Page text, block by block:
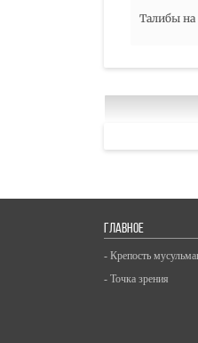
Талибы
ГЛАВНОЕ
- Крепость
- Точка зрения